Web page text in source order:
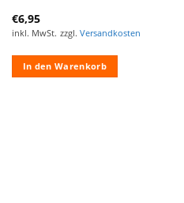
€6,95
inkl. MwSt. zzgl. Versandkosten
In den Warenkorb